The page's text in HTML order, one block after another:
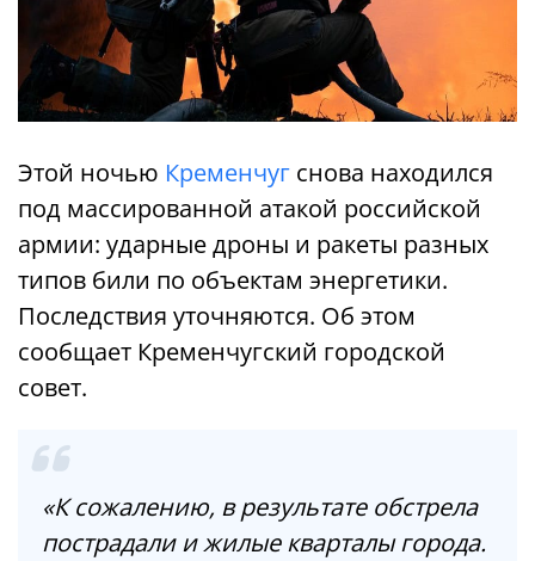
Этой ночью Кременчуг снова находился
под массированной атакой российской
армии: ударные дроны и ракеты разных
типов били по объектам энергетики.
Последствия уточняются. Об этом
сообщает Кременчугский городской
совет.
«К сожалению, в результате обстрела
пострадали и жилые кварталы города.